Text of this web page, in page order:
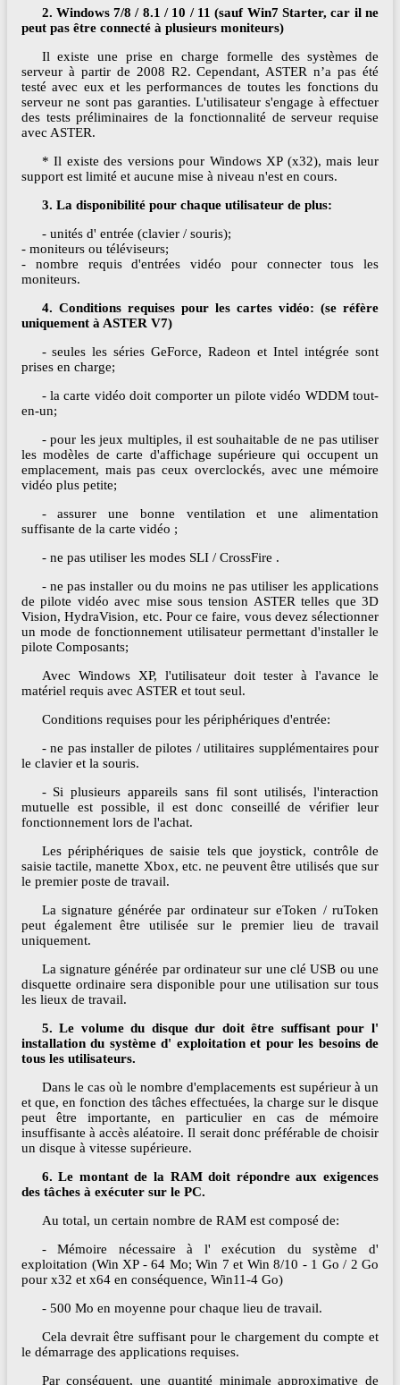
2. Windows 7/8 / 8.1 / 10 / 11 (sauf Win7 Starter, car il ne
peut pas être connecté à plusieurs moniteurs)
Il existe une prise en charge formelle des systèmes de
serveur à partir de 2008 R2. Cependant, ASTER n’a pas été
testé avec eux et les performances de toutes les fonctions du
serveur ne sont pas garanties. L'utilisateur s'engage à effectuer
des tests préliminaires de la fonctionnalité de serveur requise
avec ASTER.
* Il existe des versions pour Windows XP (x32), mais leur
support est limité et aucune mise à niveau n'est en cours.
3. La disponibilité pour chaque utilisateur de plus:
- unités d' entrée (clavier / souris);
- moniteurs ou téléviseurs;
- nombre requis d'entrées vidéo pour connecter tous les
moniteurs.
4. Conditions requises pour les cartes vidéo: (se réfère
uniquement à ASTER V7)
- seules les séries GeForce, Radeon et Intel intégrée sont
prises en charge;
- la carte vidéo doit comporter un pilote vidéo WDDM tout-
en-un;
- pour les jeux multiples, il est souhaitable de ne pas utiliser
les modèles de carte d'affichage supérieure qui occupent un
emplacement, mais pas ceux overclockés, avec une mémoire
vidéo plus petite;
- assurer une bonne ventilation et une alimentation
suffisante de la carte vidéo ;
- ne pas utiliser les modes SLI / CrossFire .
- ne pas installer ou du moins ne pas utiliser les applications
de pilote vidéo avec mise sous tension ASTER telles que 3D
Vision, HydraVision, etc. Pour ce faire, vous devez sélectionner
un mode de fonctionnement utilisateur permettant d'installer le
pilote Composants;
Avec Windows XP, l'utilisateur doit tester à l'avance le
matériel requis avec ASTER et tout seul.
Conditions requises pour les périphériques d'entrée:
- ne pas installer de pilotes / utilitaires supplémentaires pour
le clavier et la souris.
- Si plusieurs appareils sans fil sont utilisés, l'interaction
mutuelle est possible, il est donc conseillé de vérifier leur
fonctionnement lors de l'achat.
Les périphériques de saisie tels que joystick, contrôle de
saisie tactile, manette Xbox, etc. ne peuvent être utilisés que sur
le premier poste de travail.
La signature générée par ordinateur sur eToken / ruToken
peut également être utilisée sur le premier lieu de travail
uniquement.
La signature générée par ordinateur sur une clé USB ou une
disquette ordinaire sera disponible pour une utilisation sur tous
les lieux de travail.
5. Le volume du disque dur doit être suffisant pour l'
installation du système d' exploitation et pour les besoins de
tous les utilisateurs.
Dans le cas où le nombre d'emplacements est supérieur à un
et que, en fonction des tâches effectuées, la charge sur le disque
peut être importante, en particulier en cas de mémoire
insuffisante à accès aléatoire. Il serait donc préférable de choisir
un disque à vitesse supérieure.
6. Le montant de la RAM doit répondre aux exigences
des tâches à exécuter sur le PC.
Au total, un certain nombre de RAM est composé de:
- Mémoire nécessaire à l' exécution du système d'
exploitation (Win XP - 64 Mo; Win 7 et Win 8/10 - 1 Go / 2 Go
pour x32 et x64 en conséquence, Win11-4 Go)
- 500 Mo en moyenne pour chaque lieu de travail.
Cela devrait être suffisant pour le chargement du compte et
le démarrage des applications requises.
Par conséquent, une quantité minimale approximative de